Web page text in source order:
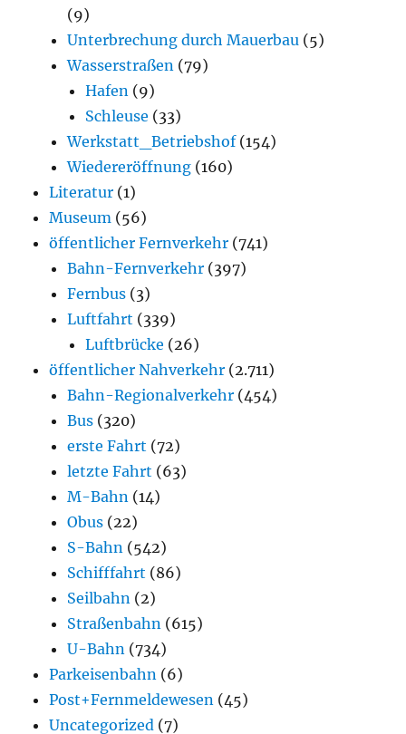
(9)
Unterbrechung durch Mauerbau (5)
Wasserstraßen (79)
Hafen (9)
Schleuse (33)
Werkstatt_Betriebshof(154)
Wiedereröffnung (160)
Literatur (1)
Museum (56)
öffentlicher Fernverkehr (741)
Bahn-Fernverkehr (397)
Fernbus (3)
Luftfahrt (339)
Luftbrücke (26)
öffentlicher Nahverkehr (2.711)
Bahn-Regionalverkehr (454)
Bus (320)
erste Fahrt (72)
letzte Fahrt (63)
M-Bahn (14)
Obus (22)
S-Bahn (542)
Schifffahrt (86)
Seilbahn (2)
Straßenbahn (615)
U-Bahn (734)
Parkeisenbahn (6)
Post+Fernmeldewesen (45)
Uncategorized (7)